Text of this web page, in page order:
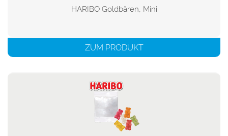
HARIBO Goldbären, Mini
ZUM PRODUKT